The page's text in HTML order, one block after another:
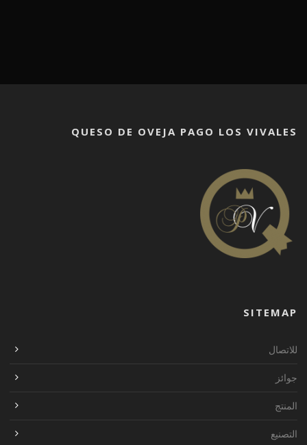
QUESO DE OVEJA PAGO LOS VIVALES
SITEMAP
للاتصال
جوائز
المنتج
التصنيع